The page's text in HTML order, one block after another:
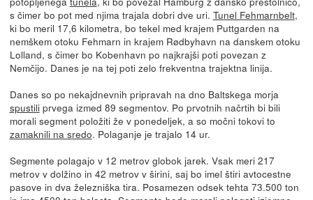
s čimer bo pot med njima trajala dobri dve uri. Tunel Fehmarnbelt,
ki bo meril 17,6 kilometra, bo tekel med krajem Puttgarden na
nemškem otoku Fehmarn in krajem Rødbyhavn na danskem otoku
Lolland, s čimer bo Kobenhavn po najkrajši poti povezan z
Nemčijo. Danes je na tej poti zelo frekventna trajektna linija.
Danes so po nekajdnevnih pripravah na dno Baltskega morja
spustiliprvega izmed 89 segmentov. Po prvotnih načrtih bi bili
morali segment položiti že v ponedeljek, a so močni tokovi to
zamaknili na sredo. Polaganje je trajalo 14 ur.
Segmente polagajo v 12 metrov globok jarek. Vsak meri 217
metrov v dolžino in 42 metrov v širini, saj bo imel štiri avtocestne
pasove in dva železniška tira. Posamezen odsek tehta 73.500 ton